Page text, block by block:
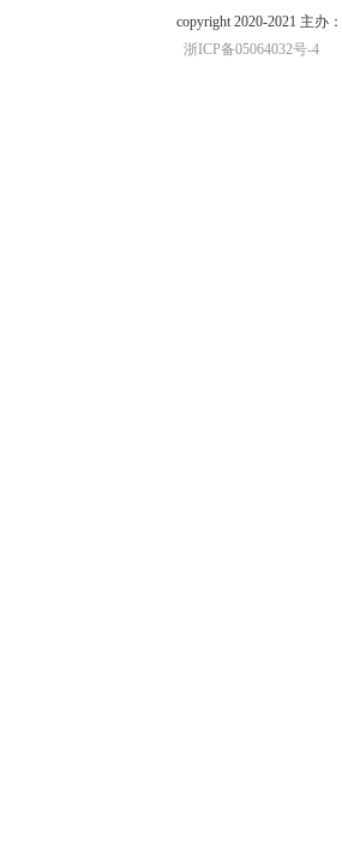
copyright 2020-2021 主
浙ICP备05064032号-4